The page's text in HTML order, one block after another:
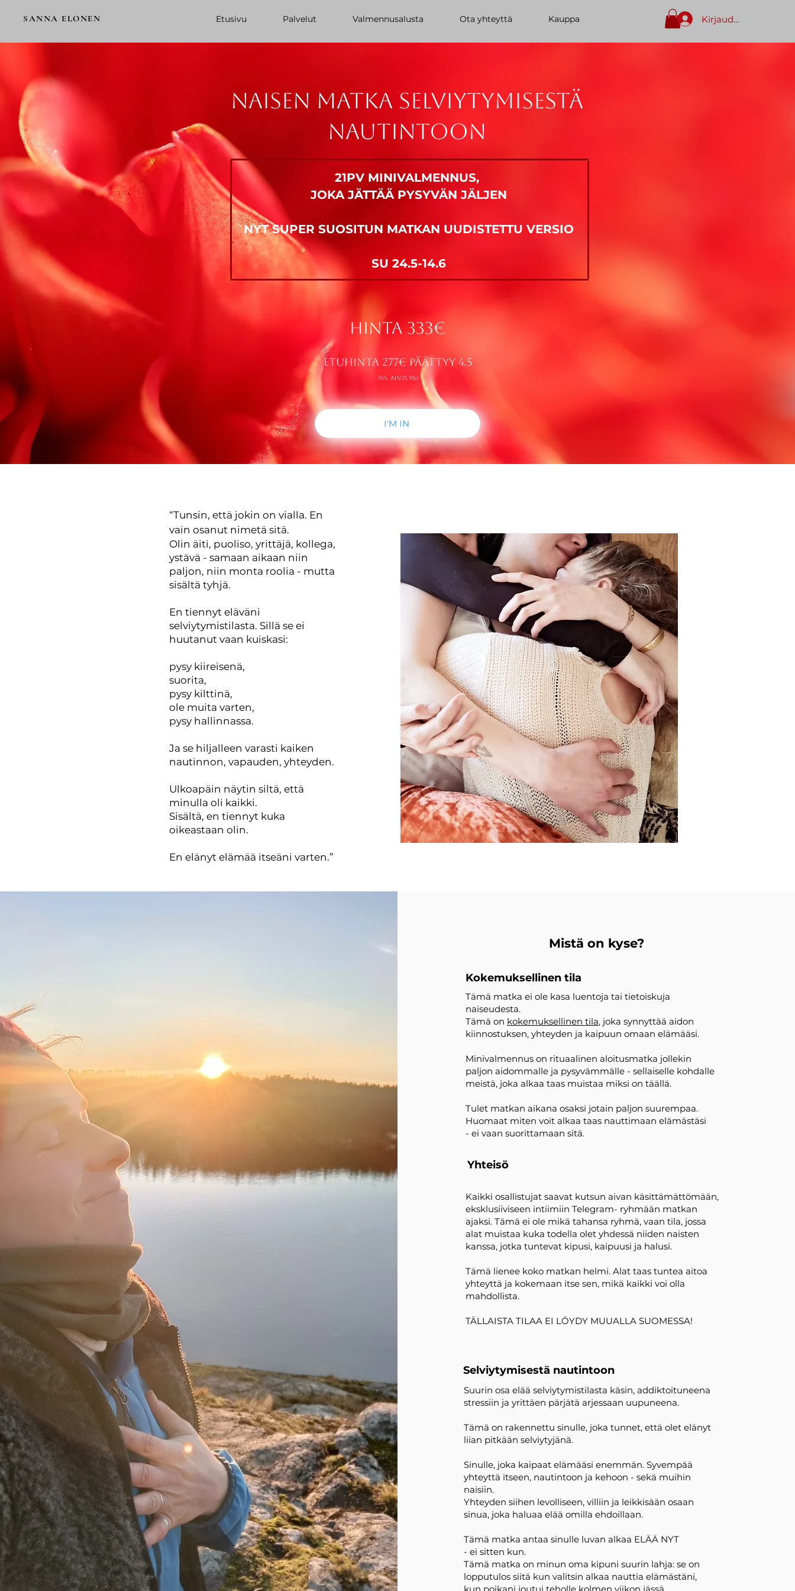
SANNA ELONEN Etusivu Palvelut Valmennusalusta Ota yhteyttä Kauppa Kirjaudu sisään
Naisen matka selviytymisestä
nautintoon
21PV MINIVALMENNUS,
JOKA JÄTTÄÄ PYSYVÄN JÄLJEN
NYT SUPER SUOSITUN MATKAN UUDISTETTU VERSIO
SU 24.5-14.6
Hinta 333€
Etuhinta 277€ päättyy 4.5
(SIS. ALV25.5%)
I'M IN
“Tunsin, että jokin on vialla. En
vain osanut nimetä sitä.
Olin äiti, puoliso, yrittäjä, kollega,
ystävä - samaan aikaan niin
paljon, niin monta roolia - mutta
sisältä tyhjä.
En tiennyt eläväni
selviytymistilasta. Sillä se ei
huutanut vaan kuiskasi:
pysy kiireisenä,
suorita,
pysy kilttinä,
ole muita varten,
pysy hallinnassa.
Ja se hiljalleen varasti kaiken
nautinnon, vapauden, yhteyden.
Ulkoapäin näytin siltä, että
minulla oli kaikki.
Sisältä, en tiennyt kuka
oikeastaan olin.
En elänyt elämää itseäni varten.”
Mistä on kyse?
Kokemuksellinen tila
Tämä matka ei ole kasa luentoja tai tietoiskuja
naiseudesta.
Tämä on kokemuksellinen tila, joka synnyttää aidon
kiinnostuksen, yhteyden ja kaipuun omaan elämääsi.
Minivalmennus on rituaalinen aloitusmatka jollekin
paljon aidommalle ja pysyvämmälle - sellaiselle kohdalle
meistä, joka alkaa taas muistaa miksi on täällä.
Tulet matkan aikana osaksi jotain paljon suurempaa.
Huomaat miten voit alkaa taas nauttimaan elämästäsi
- ei vaan suorittamaan sitä.
Yhteisö
Kaikki osallistujat saavat kutsun aivan käsittämättömään,
eksklusiiviseen intiimiin Telegram- ryhmään matkan
ajaksi. Tämä ei ole mikä tahansa ryhmä, vaan tila, jossa
alat muistaa kuka todella olet yhdessä niiden naisten
kanssa, jotka tuntevat kipusi, kaipuusi ja halusi.
Tämä lienee koko matkan helmi. Alat taas tuntea aitoa
yhteyttä ja kokemaan itse sen, mikä kaikki voi olla
mahdollista.
TÄLLAISTA TILAA EI LÖYDY MUUALLA SUOMESSA!
Selviytymisestä nautintoon
Suurin osa elää selviytymistilasta käsin, addiktoituneena
stressiin ja yrittäen pärjätä arjessaan uupuneena.
Tämä on rakennettu sinulle, joka tunnet, että olet elänyt
liian pitkään selviytyjänä.
Sinulle, joka kaipaat elämääsi enemmän. Syvempää
yhteyttä itseen, nautintoon ja kehoon - sekä muihin
naisiin.
Yhteyden siihen levolliseen, villiin ja leikkisään osaan
sinua, joka haluaa elää omilla ehdoillaan.
Tämä matka antaa sinulle luvan alkaa ELÄÄ NYT
- ei sitten kun.
Tämä matka on minun oma kipuni suurin lahja: se on
lopputulos siitä kun valitsin alkaa nauttia elämästäni,